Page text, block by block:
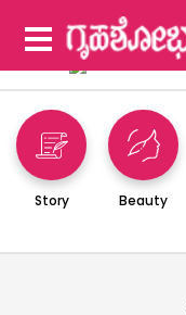
Story Beauty